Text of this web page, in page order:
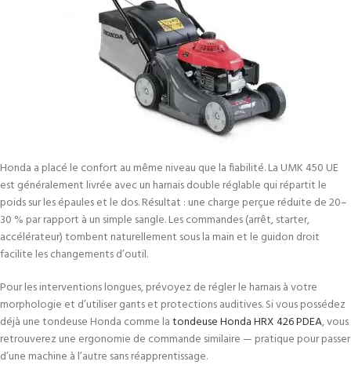
Honda a placé le confort au même niveau que la fiabilité. La UMK 450 UE
est généralement livrée avec un harnais double réglable qui répartit le
poids sur les épaules et le dos. Résultat : une charge perçue réduite de 20–
30 % par rapport à un simple sangle. Les commandes (arrêt, starter,
accélérateur) tombent naturellement sous la main et le guidon droit
facilite les changements d’outil.
Pour les interventions longues, prévoyez de régler le harnais à votre
morphologie et d’utiliser gants et protections auditives. Si vous possédez
déjà une tondeuse Honda comme latondeuse Honda HRX 426 PDEA, vous
retrouverez une ergonomie de commande similaire — pratique pour passer
d’une machine à l’autre sans réapprentissage.